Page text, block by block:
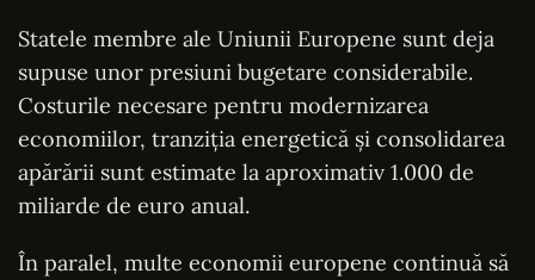
Statele membre ale Uniunii Europene sunt deja
supuse unor presiuni bugetare considerabile.
Costurile necesare pentru modernizarea
economiilor, tranziția energetică și consolidarea
apărării sunt estimate la aproximativ 1.000 de
miliarde de euro anual.
În paralel, multe economii europene continuă să